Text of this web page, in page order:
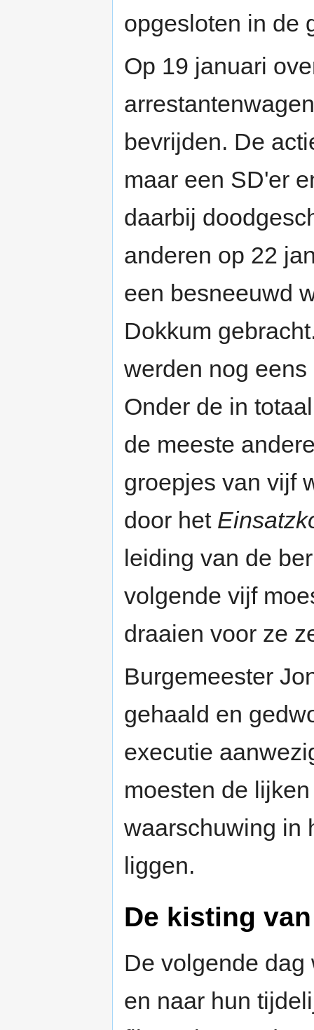
opgesloten in de
Op 19 januari
bevrijden. De
maar een SD'er
daarbij
anderen op 22
een besneeuwd
Dokkum
werden nog
Onder de in
de meeste
groepjes van vijf
door het
leiding van de
volgende vijf
draaien voor ze
Burgemeester
gehaald en
executie
moesten de
waarschuwing in
liggen.
De kisting
De volgende
en naar hun